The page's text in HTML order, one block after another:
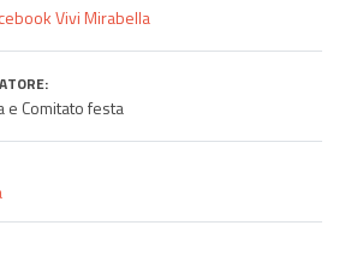
Vivi Mirabella
e Comitato festa